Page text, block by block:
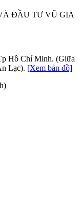
ĐẦU TƯ VŨ GIA
Hồ Chí Minh. (Giữa
Lạc). [Xem bản đồ]